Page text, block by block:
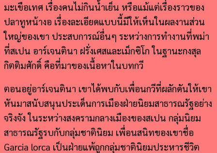
มะเขือเทศ เรื่องคนไม่กินน้ำเย็น หรือแม้แต่เรื่องราวของ
ปลาทูหน้างอ เรื่องละเอียดแบบนี้มีให้เห็นในผลงานส่วน
ใหญ่ของเขา ประสบการณ์อื่นๆ ระหว่างการทำงานที่พม่า
ที่สเปน อาร์เจนตินา ฝรั่งเศสและเม็กซิโก ในฐานะกงสุล
กิตติมศักดิ์ คือที่มาของเนื้อหาในบทกวี
ตอนอยู่อาร์เจนตินา เขาได้พบกับเพื่อนกวีที่ผลักดันให้เขา
หันมาสนับสนุนประเด็นการเมืองฝ่ายนิยมสาธารณรัฐอย่าง
จริงจัง ในระหว่างสงครามกลางเมืองของสเปน กลุ่มนิยม
สาธารณรัฐรบกับกลุ่มชาตินิยม เพื่อนสนิทของเขาชื่อ
Garcia lorca เป็นฝ่ายแพ้ถูกกลุ่มชาตินิยมประหารชีวิต